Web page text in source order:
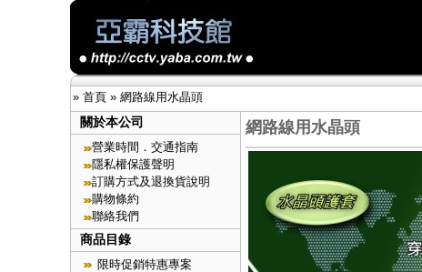
» 首頁» 網路線用水晶頭
關於本公司
營業時間．交通指南
隱私權保護聲明
訂購方式及退換貨說明
購物條約
聯絡我們
商品目錄
限時促銷特惠專案
網路線用水晶頭